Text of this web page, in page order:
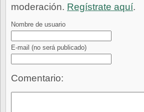
moderación. Regístrate aquí.
Nombre de usuario
E-mail (no será publicado)
Comentario: